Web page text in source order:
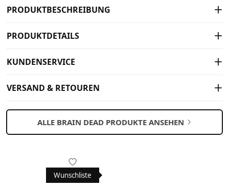
PRODUKTBESCHREIBUNG
PRODUKTDETAILS
KUNDENSERVICE
VERSAND & RETOUREN
ALLE BRAIN DEAD PRODUKTE ANSEHEN
Wunschliste